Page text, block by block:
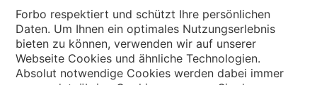
Land auswählen
Forbo respektiert und schützt Ihre persönlichen
Daten. Um Ihnen ein optimales Nutzungserlebnis
bieten zu können, verwenden wir auf unserer
Webseite Cookies und ähnliche Technologien.
Absolut notwendige Cookies werden dabei immer